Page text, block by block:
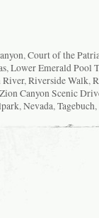
,Court of the
,Lower Emerald Pool
,Riverside Walk,
Zion Canyon Scenic
,Nevada,Tagebuch,